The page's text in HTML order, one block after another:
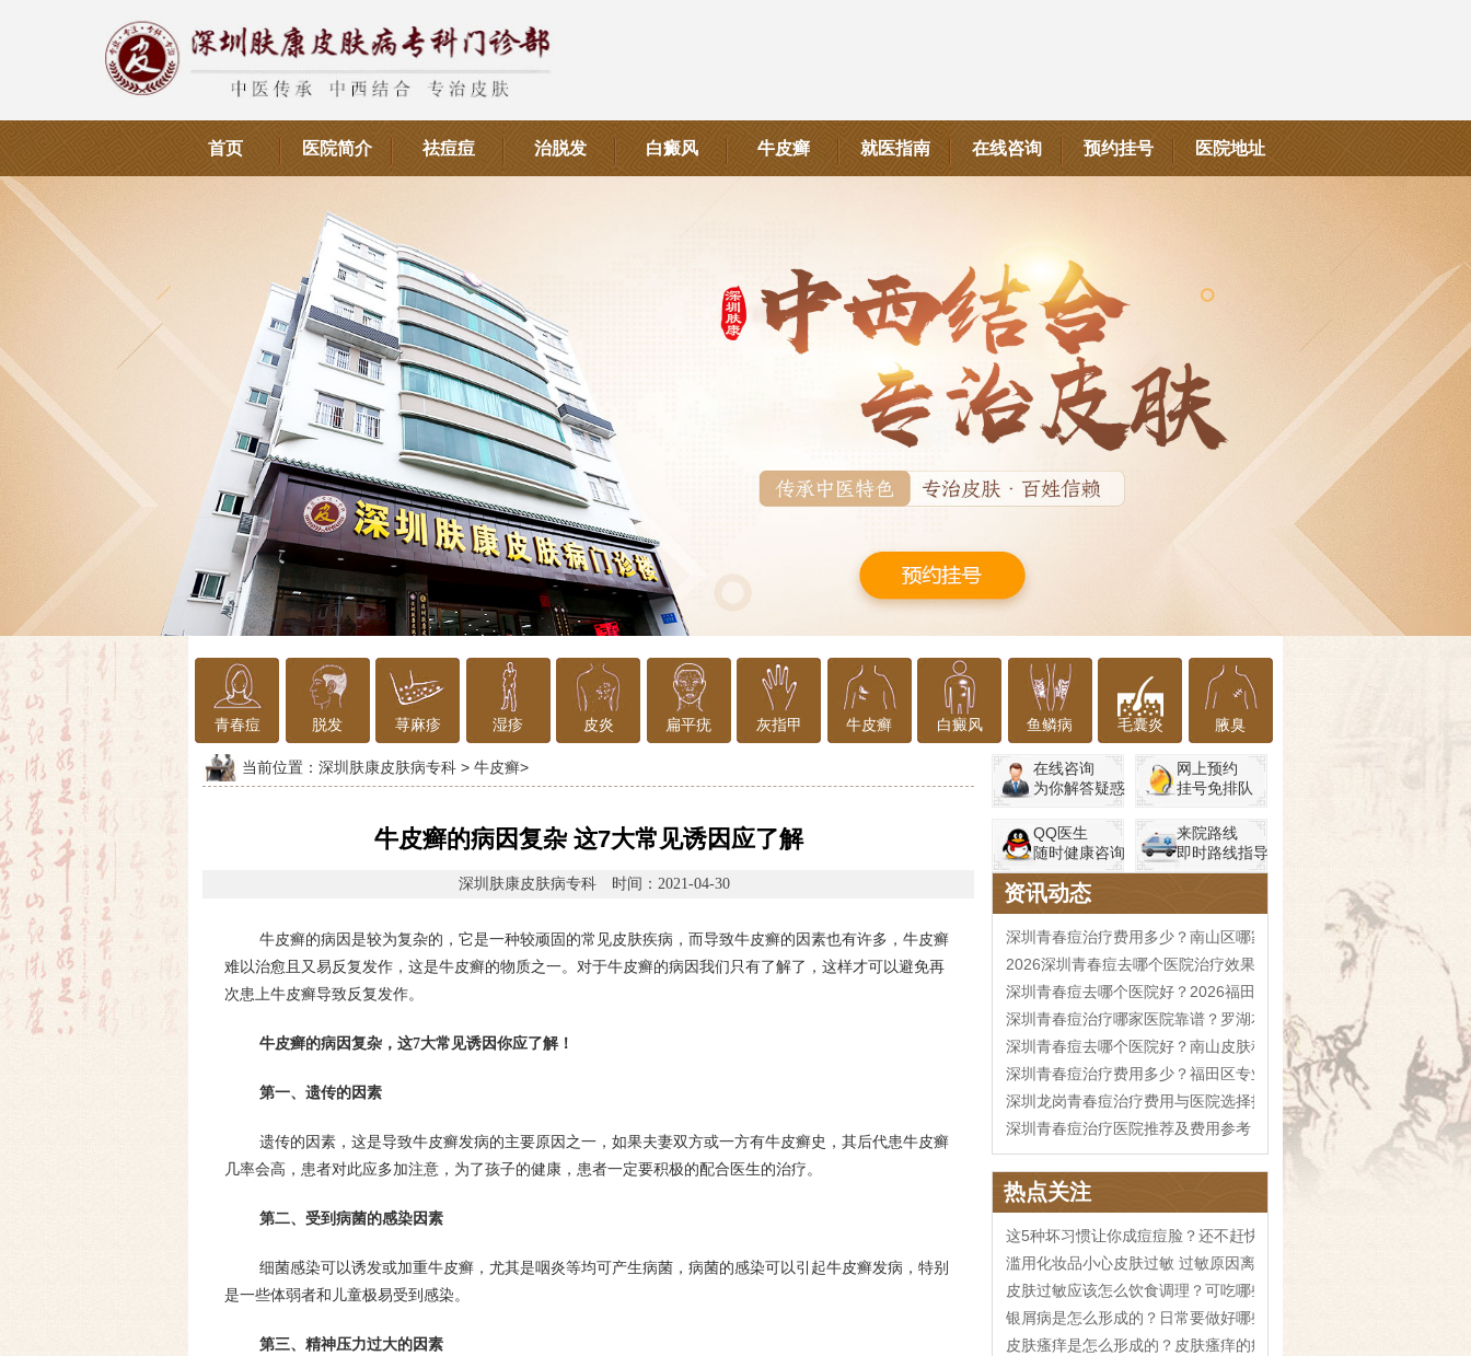
首页 医院简介 祛痘痘 治脱发 白癜风 牛皮癣 就医指南 在线咨询 预约挂号 医院地址
青春痘 脱发 荨麻疹 湿疹 皮炎 扁平疣 灰指甲 牛皮癣 白癜风 鱼鳞病 毛囊炎 腋臭
当前位置： 深圳肤康皮肤病专科 > 牛皮癣>
牛皮癣的病因复杂 这7大常见诱因应了解
深圳肤康皮肤病专科 时间：2021-04-30
牛皮癣的病因是较为复杂的，它是一种较顽固的常见皮肤疾病，而导致牛皮癣的因素也有许多，牛皮癣
难以治愈且又易反复发作，这是牛皮癣的物质之一。对于牛皮癣的病因我们只有了解了，这样才可以避免再
次患上牛皮癣导致反复发作。
牛皮癣的病因复杂，这7大常见诱因你应了解！
第一、遗传的因素
遗传的因素，这是导致牛皮癣发病的主要原因之一，如果夫妻双方或一方有牛皮癣史，其后代患牛皮癣
几率会高，患者对此应多加注意，为了孩子的健康，患者一定要积极的配合医生的治疗。
第二、受到病菌的感染因素
细菌感染可以诱发或加重牛皮癣，尤其是咽炎等均可产生病菌，病菌的感染可以引起牛皮癣发病，特别
是一些体弱者和儿童极易受到感染。
第三、精神压力过大的因素
在线咨询
为你解答疑惑
网上预约
挂号免排队
QQ医生
随时健康咨询
来院路线
即时路线指导
资讯动态
深圳青春痘治疗费用多少？南山区哪家医院口碑好
2026深圳青春痘去哪个医院治疗效果更好
深圳青春痘去哪个医院好？2026福田区治疗费用参考
深圳青春痘治疗哪家医院靠谱？罗湖本地攻略
深圳青春痘去哪个医院好？南山皮肤科指南
深圳青春痘治疗费用多少？福田区专业医院推荐
深圳龙岗青春痘治疗费用与医院选择指南
深圳青春痘治疗医院推荐及费用参考
热点关注
这5种坏习惯让你成痘痘脸？还不赶快及时纠正
滥用化妆品小心皮肤过敏 过敏原因离不开这几个
皮肤过敏应该怎么饮食调理？可吃哪些蔬菜水果？
银屑病是怎么形成的？日常要做好哪些预防措施？
皮肤瘙痒是怎么形成的？皮肤瘙痒的症状有哪些？